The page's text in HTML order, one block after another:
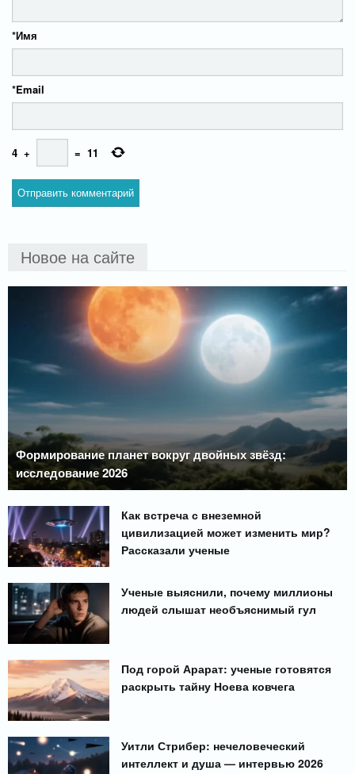
Имя
*
Email
*
4 + = 11
Новое на сайте
Формирование планет вокруг двойных звёзд:
исследование 2026
Как встреча с внеземной
цивилизацией может изменить мир?
Рассказали ученые
Ученые выяснили, почему миллионы
людей слышат необъяснимый гул
Под горой Арарат: ученые готовятся
раскрыть тайну Ноева ковчега
Уитли Стрибер: нечеловеческий
интеллект и душа — интервью 2026